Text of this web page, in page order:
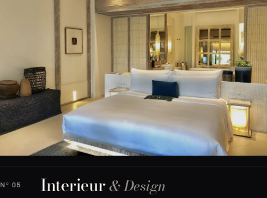
Nº 05 Interieur& Design